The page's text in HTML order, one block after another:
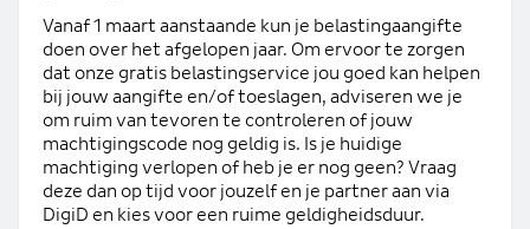
Vanaf 1 maart aanstaande kun je belastingaangifte
doen over het afgelopen jaar. Om ervoor te zorgen
dat onze gratis belastingservice jou goed kan helpen
bij jouw aangifte en/of toeslagen, adviseren we je
om ruim van tevoren te controleren of jouw
machtigingscode nog geldig is. Is je huidige
machtiging verlopen of heb je er nog geen? Vraag
deze dan op tijd voor jouzelf en je partner aan via
DigiD en kies voor een ruime geldigheidsduur.